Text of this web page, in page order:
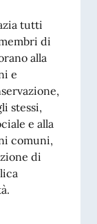
tutti
di
alla
e
stessi,
e alla
comuni,
di